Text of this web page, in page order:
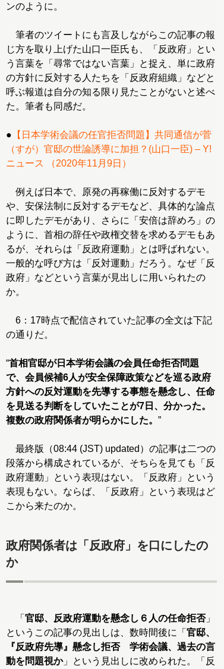
ンのように。
筆者のツイートにも言及しながらこの記事の報
じ方を取り上げた山口一臣氏も、「反政府」とい
う言葉を「尋常ではない言葉」と捉え、単に政府
の方針に反対する人たちを「反政府組織」などと
呼ぶ報道は自分の知る限り見たことがないと述べ
た。筆者も同感だ。
● 【日本学術会議の任官拒否問題】共同通信が菅
（すが）官邸の世論誘導に加担？(山口一臣) – Y!
ニュース （2020年11月9日）
例えば日本で、原発の再稼働に反対するデモ
や、安保法制に反対するデモなど、具体的な論点
に即したデモがあり、さらに「安倍は辞めろ」の
ように、首相の辞任や政権交替を求めるデモもあ
るが、それらは「反政府運動」とは呼ばれない。
一般的な呼び方は「反対運動」だろう。なぜ「反
政府」などという言葉が見出しに用いられたの
か。
6：17時点で配信されていた記事の全文は下記
の通りだ。
“首相官邸が日本学術会議の会員任命拒否問題
で、会員候補6人が安全保障政策などを巡る政府
方針への反対運動を先導する事態を懸念し、任命
を見送る判断をしていたことが7日、分かった。
複数の政府関係者が明らかにした。 ”
最終版（08:44 (JST) updated）の記事は二つの
段落から構成されているが、そちらを見ても「反
政府運動」という表現はない。「反政府」という
表現もない。ならば、「反政府」という表現はど
こから来たのか。
政府関係者は「反政府」を口にしたの
か
「 官邸、反政府運動を懸念し６人の任命拒否」
というこの記事の見出しは、数時間後に「 官邸、
『反政府先導』懸念し拒否 学術会議、過去の言
動を問題視か」という見出しに改められた。「反